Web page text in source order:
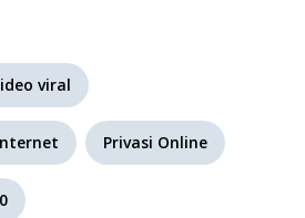
viral
Privasi Online